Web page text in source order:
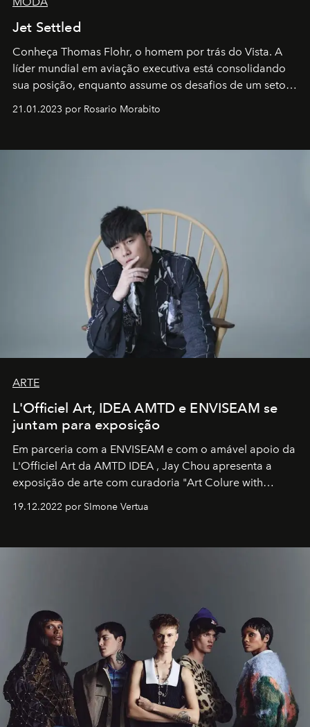
Jet Settled
Conheça Thomas Flohr, o homem por trás do Vista. A
líder mundial em aviação executiva está consolidando
sua posição, enquanto assume os desafios de um setor
em rápida evolução e redefinindo o conceito de luxo
21.01.2023 por Rosario Morabito
ARTE
L'Officiel Art, IDEA AMTD e ENVISEAM se
juntam para exposição
Em parceria com a ENVISEAM e com o amável apoio da
L'Officiel Art da AMTD IDEA , Jay Chou apresenta a
exposição de arte com curadoria "Art Colure with
19.12.2022 por SImone Vertua